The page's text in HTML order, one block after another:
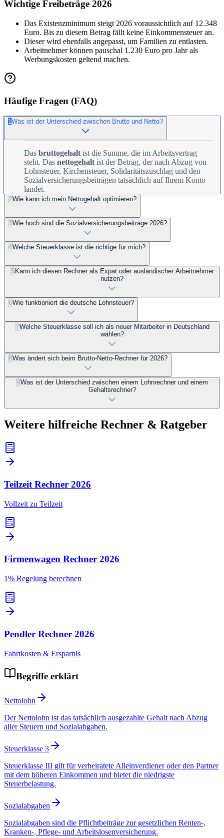
Wichtige Freibeträge 2026
Das Existenzminimum steigt 2026 voraussichtlich auf 12.348
Euro. Bis zu diesem Betrag fällt keine Einkommensteuer an.
Dieser wird ebenfalls angepasst, um Familien zu entlasten.
Arbeitnehmer können pauschal 1.230 Euro pro Jahr als
Werbungskosten geltend machen.
Häufige Fragen (FAQ)
1Was ist der Unterschied zwischen Brutto und Netto?
Das bruttogehalt ist die Summe, die im Arbeitsvertrag
steht. Das nettogehalt ist der Betrag, der nach Abzug von
Lohnsteuer, Kirchensteuer, Solidaritätszuschlag und den
Sozialversicherungsbeiträgen tatsächlich auf Ihrem Konto
landet.
2Wie kann ich mein Nettogehalt optimieren?
3Wie hoch sind die Sozialversicherungsbeiträge 2026?
4Welche Steuerklasse ist die richtige für mich?
5Kann ich diesen Rechner als Expat oder ausländischer Arbeitnehmer
nutzen?
6Wie funktioniert die deutsche Lohnsteuer?
7Welche Steuerklasse soll ich als neuer Mitarbeiter in Deutschland
wählen?
8Was ändert sich beim Brutto-Netto-Rechner für 2026?
9Was ist der Unterschied zwischen einem Lohnrechner und einem
Gehaltsrechner?
Weitere hilfreiche Rechner & Ratgeber
Teilzeit Rechner 2026
Vollzeit zu Teilzeit
Firmenwagen Rechner 2026
1% Regelung berechnen
Pendler Rechner 2026
Fahrtkosten & Ersparnis
Begriffe erklärt
Nettolohn
Der Nettolohn ist das tatsächlich ausgezahlte Gehalt nach Abzug
aller Steuern und Sozialabgaben.
Steuerklasse 3
Steuerklasse III gilt für verheiratete Alleinverdiener oder den Partner
mit dem höheren Einkommen und bietet die niedrigste
Steuerbelastung.
Sozialabgaben
Sozialabgaben sind die Pflichtbeiträge zur gesetzlichen Renten-,
Kranken-, Pflege- und Arbeitslosenversicherung.